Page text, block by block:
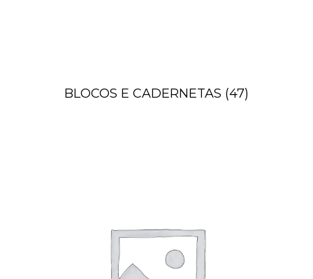
BLOCOS E CADERNETAS (47)